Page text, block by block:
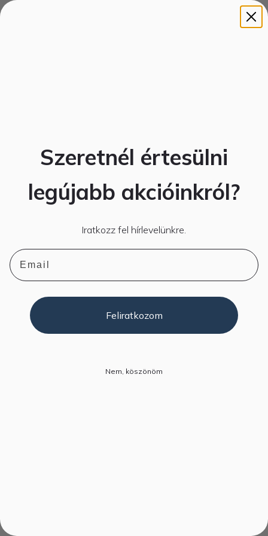
Szeretnél értesülni
legújabb akcióinkról?
Iratkozz fel hírlevelünkre.
Email
Feliratkozom
Nem, köszönöm